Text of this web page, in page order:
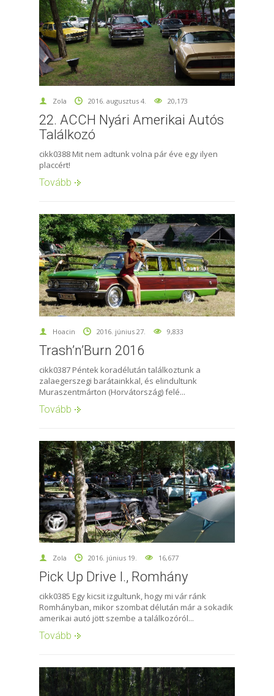
Zola 2016. augusztus 4. 20,173
22. ACCH Nyári Amerikai Autós
Találkozó
cikk0388 Mit nem adtunk volna pár éve egy ilyen
placcért!
Tovább
Hoacin 2016. június 27. 9,833
Trash’n’Burn 2016
cikk0387 Péntek koradélután találkoztunk a
zalaegerszegi barátainkkal, és elindultunk
Muraszentmárton (Horvátország) felé...
Tovább
Zola 2016. június 19. 16,677
Pick Up Drive I., Romhány
cikk0385 Egy kicsit izgultunk, hogy mi vár ránk
Romhányban, mikor szombat délután már a sokadik
amerikai autó jött szembe a találkozóról...
Tovább